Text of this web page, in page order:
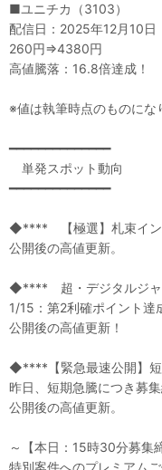
■ユニチカ（3103）
配信日：2025年12月10日
260円⇒4380円
高値騰落：16.8倍達成！
※値は執筆時点のものにな
━━━━━━━━━━━━━━
単発スポット動向
━━━━━━━━━━━━━━
◆**** 【極選】札束イン
公開後の高値更新。
◆**** 超・デジタルジャ
1/15：第2利確ポイント達
公開後の高値更新！
◆****【緊急最速公開】短
昨日、短期急騰につき募集
公開後の高値更新。
～【本日：15時30分募集